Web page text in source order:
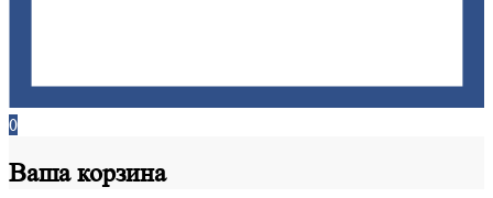
0
Вашакорзина